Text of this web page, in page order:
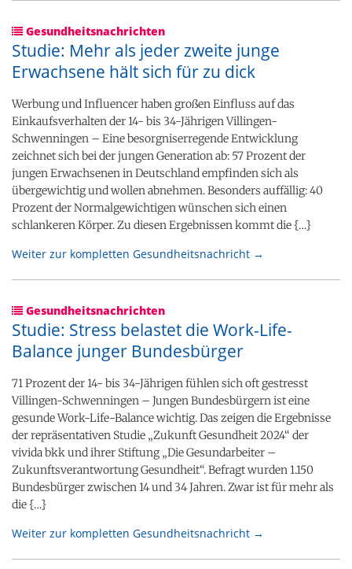
Gesundheitsnachrichten
Studie: Mehr als jeder zweite junge
Erwachsene hält sich für zu dick
Werbung und Influencer haben großen Einfluss auf das
Einkaufsverhalten der 14- bis 34-Jährigen Villingen-
Schwenningen – Eine besorgniserregende Entwicklung
zeichnet sich bei der jungen Generation ab: 57 Prozent der
jungen Erwachsenen in Deutschland empfinden sich als
übergewichtig und wollen abnehmen. Besonders auffällig: 40
Prozent der Normalgewichtigen wünschen sich einen
schlankeren Körper. Zu diesen Ergebnissen kommt die {…}
Weiter zur kompletten Gesundheitsnachricht →
Gesundheitsnachrichten
Studie: Stress belastet die Work-Life-
Balance junger Bundesbürger
71 Prozent der 14- bis 34-Jährigen fühlen sich oft gestresst
Villingen-Schwenningen – Jungen Bundesbürgern ist eine
gesunde Work-Life-Balance wichtig. Das zeigen die Ergebnisse
der repräsentativen Studie „Zukunft Gesundheit 2024“ der
vivida bkk und ihrer Stiftung „Die Gesundarbeiter –
Zukunftsverantwortung Gesundheit“. Befragt wurden 1.150
Bundesbürger zwischen 14 und 34 Jahren. Zwar ist für mehr als
die {…}
Weiter zur kompletten Gesundheitsnachricht →